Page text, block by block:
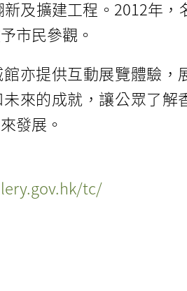
及擴建工程。2012年，
市民參觀。
亦提供互動展覽體驗，
來的成就，讓公眾了解
發展。
tc/